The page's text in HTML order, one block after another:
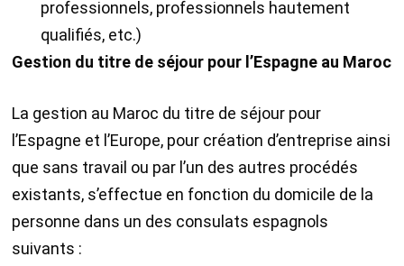
professionnels, professionnels hautement
qualifiés, etc.)
Gestion du titre de séjour pour l’Espagne au Maroc
La gestion au Maroc du titre de séjour pour
l’Espagne et l’Europe, pour création d’entreprise ainsi
que sans travail ou par l’un des autres procédés
existants, s’effectue en fonction du domicile de la
personne dans un des consulats espagnols
suivants :